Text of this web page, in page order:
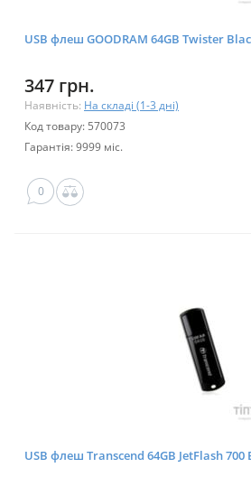
USB флеш GOODRAM 64GB Twister
347 грн.
Наявність: На складі (1-3 дні)
Код товару: 570073
Гарантія: 9999 міс.
0
USB флеш Transcend 64GB JetFlash 700